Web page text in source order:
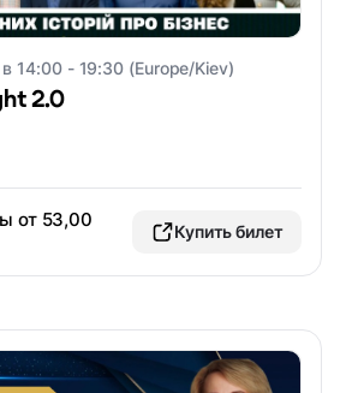
14:00 - 19:30 (Europe/Kiev)
2.0
от 53,00
Купить билет